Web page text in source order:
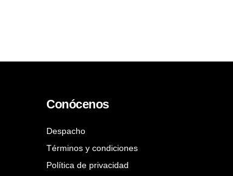
Conócenos
Despacho
Términos y condiciones
Política de privacidad